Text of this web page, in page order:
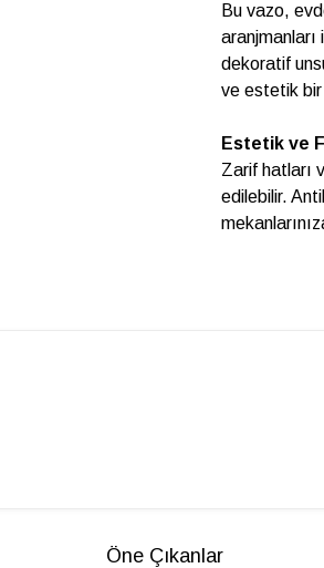
Bu vazo,
dekoratif
ve estetik bir
Estetik ve
Zarif hatları
edilebilir.
Öne Çıkanlar